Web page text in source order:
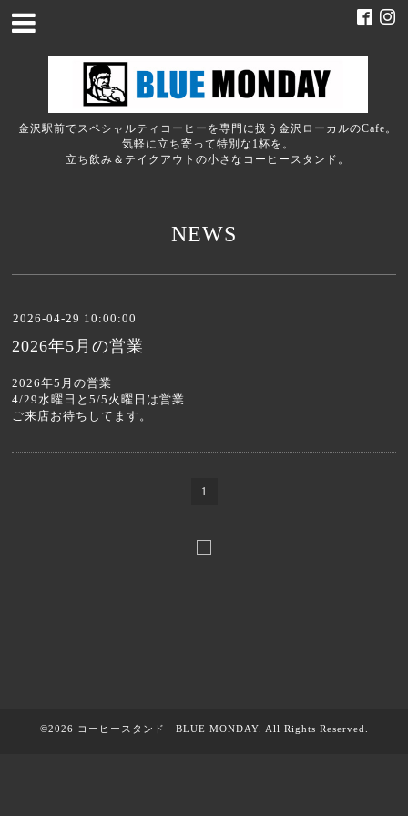
金沢駅前でスペシャルティコーヒーを専門に扱う金沢ローカルのCafe。
気軽に立ち寄って特別な1杯を。
立ち飲み＆テイクアウトの小さなコーヒースタンド。
NEWS
2026-04-29 10:00:00
2026年5月の営業
2026年5月の営業
4/29水曜日と5/5火曜日は営業
ご来店お待ちしてます。
1
©2026 コーヒースタンド BLUE MONDAY. All Rights Reserved.